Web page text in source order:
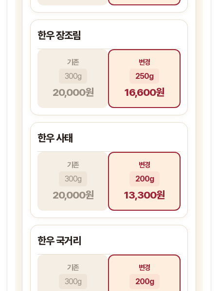
한우 장조림
기존
20,000원
300g
변경
16,600원
250g
한우 사태
기존
20,000원
300g
변경
13,300원
200g
한우 국거리
기존
300g
변경
200g